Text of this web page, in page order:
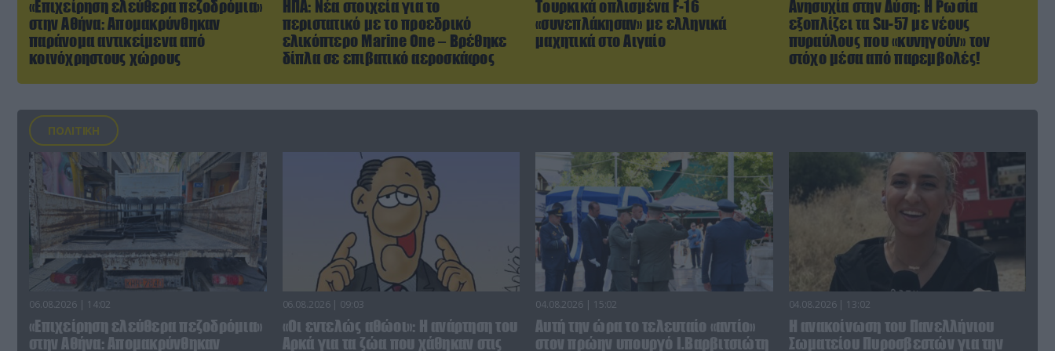
«Επιχείρηση ελεύθερα πεζοδρόμια»
στην Αθήνα: Απομακρύνθηκαν
παράνομα αντικείμενα από
κοινόχρηστους χώρους
ΗΠΑ: Nέα στοιχεία για το
περιστατικό με το προεδρικό
ελικόπτερο Marine One – Βρέθηκε
δίπλα σε επιβατικό αεροσκάφος
Τουρκικά οπλισμένα F-16
«συνεπλάκησαν» με ελληνικά
μαχητικά στο Αιγαίο
Ανησυχία στην Δύση: H Ρωσία
εξοπλίζει τα Su-57 με νέους
πυραύλους που «κυνηγούν» τον
στόχο μέσα από παρεμβολές!
ΠΟΛΙΤΙΚΗ
06.08.2026 | 14:02
«Επιχείρηση ελεύθερα πεζοδρόμια»
στην Αθήνα: Απομακρύνθηκαν
06.08.2026 | 09:03
«Οι εντελώς αθώοι»: Η ανάρτηση του
Αρκά για τα ζώα που χάθηκαν στις
04.08.2026 | 15:02
Αυτή την ώρα το τελευταίο «αντίο»
στον πρώην υπουργό Ι.Βαρβιτσιώτη
04.08.2026 | 13:02
Η ανακοίνωση του Πανελλήνιου
Σωματείου Πυροσβεστών για την